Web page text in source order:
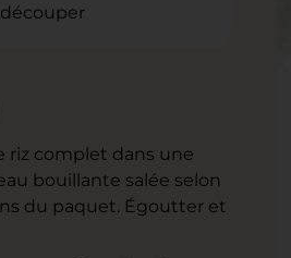
découper
riz complet dans une
bouillante salée selon
du paquet. Égoutter et